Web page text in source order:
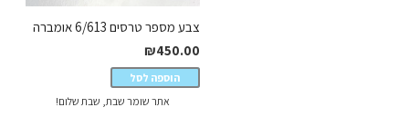
צבע מספר טרסים 6/613 אומברה
₪450.00
הוספה לסל
אתר שומר שבת, שבת שלום!